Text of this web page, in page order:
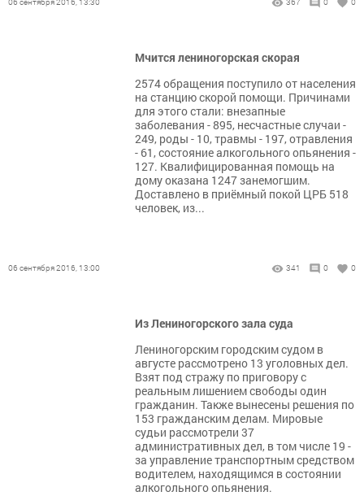
Мчится лениногорская скорая
2574 обращения поступило от населения
на станцию скорой помощи. Причинами
для этого стали: внезапные
заболевания - 895, несчастные случаи -
249, роды - 10, травмы - 197, отравления
- 61, состояние алкогольного опьянения -
127. Квалифицированная помощь на
дому оказана 1247 занемогшим.
Доставлено в приёмный покой ЦРБ 518
человек, из...
06 сентября 2016, 13:00 341 0 0
Из Лениногорского зала суда
Лениногорским городским судом в
августе рассмотрено 13 уголовных дел.
Взят под стражу по приговору с
реальным лишением свободы один
гражданин. Также вынесены решения по
153 гражданским делам. Мировые
судьи рассмотрели 37
административных дел, в том числе 19 -
за управление транспортным средством
водителем, находящимся в состоянии
алкогольного опьянения.